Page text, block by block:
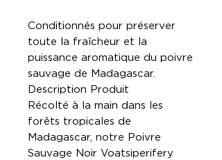
Conditionnés pour préserver
toute la fraîcheur et la
puissance aromatique du poivre
sauvage de Madagascar.
Description Produit
Récolté à la main dans les
forêts tropicales de
Madagascar, notre Poivre
Sauvage Noir Voatsiperifery